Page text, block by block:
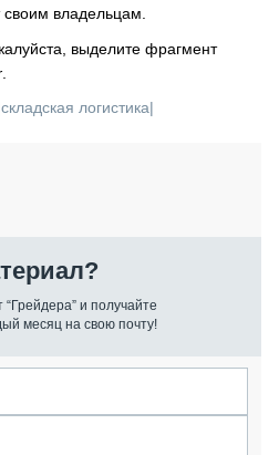
владельцам.
выделите фрагмент
складская логистика|
и получайте
месяц на свою почту!